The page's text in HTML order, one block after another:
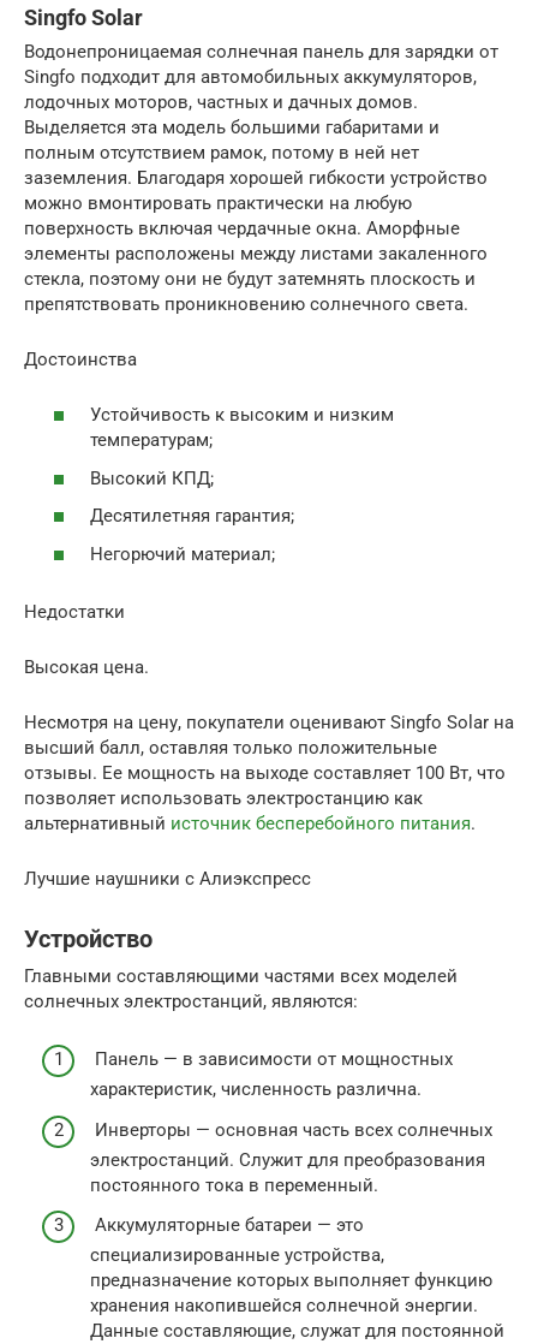
Singfo Solar
Водонепроницаемая солнечная панель для зарядки от
Singfo подходит для автомобильных аккумуляторов,
лодочных моторов, частных и дачных домов.
Выделяется эта модель большими габаритами и
полным отсутствием рамок, потому в ней нет
заземления. Благодаря хорошей гибкости устройство
можно вмонтировать практически на любую
поверхность включая чердачные окна. Аморфные
элементы расположены между листами закаленного
стекла, поэтому они не будут затемнять плоскость и
препятствовать проникновению солнечного света.
Достоинства
Устойчивость к высоким и низким
температурам;
Высокий КПД;
Десятилетняя гарантия;
Негорючий материал;
Недостатки
Высокая цена.
Несмотря на цену, покупатели оценивают Singfo Solar на
высший балл, оставляя только положительные
отзывы. Ее мощность на выходе составляет 100 Вт, что
позволяет использовать электростанцию как
альтернативный источник бесперебойного питания.
Лучшие наушники с Алиэкспресс
Устройство
Главными составляющими частями всех моделей
солнечных электростанций, являются:
Панель — в зависимости от мощностных
характеристик, численность различна.
Инверторы — основная часть всех солнечных
электростанций. Служит для преобразования
постоянного тока в переменный.
Аккумуляторные батареи — это
специализированные устройства,
предназначение которых выполняет функцию
хранения накопившейся солнечной энергии.
Данные составляющие, служат для постоянной